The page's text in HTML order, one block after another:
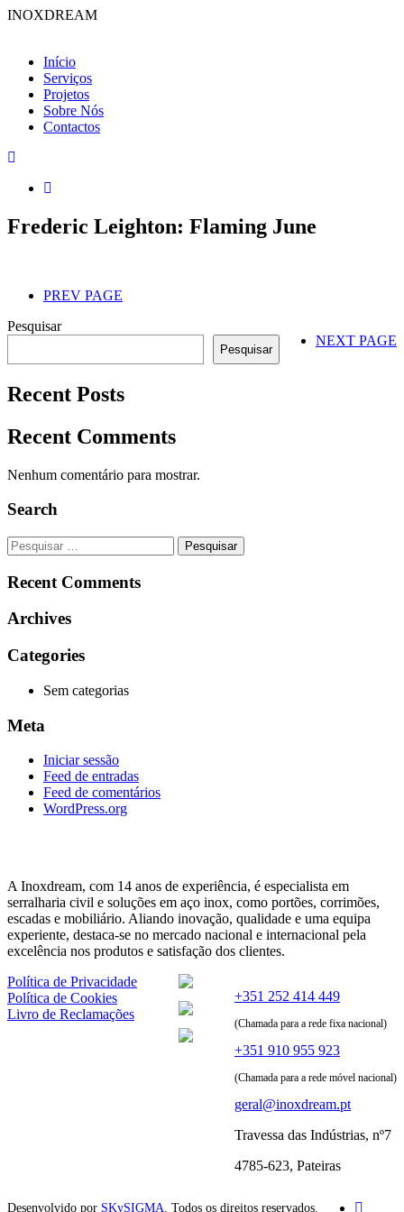
INOXDREAM
Início
Serviços
Projetos
Sobre Nós
Contactos
Frederic Leighton: Flaming June
PREV PAGE
NEXT PAGE
Pesquisar
Pesquisar
Recent Posts
Recent Comments
Nenhum comentário para mostrar.
Search
Pesquisar
por:
Recent Comments
Archives
Categories
Sem categorias
Meta
Iniciar sessão
Feed de entradas
Feed de comentários
WordPress.org
A Inoxdream, com 14 anos de experiência, é especialista em
serralharia civil e soluções em aço inox, como portões, corrimões,
escadas e mobiliário. Aliando inovação, qualidade e uma equipa
experiente, destaca-se no mercado nacional e internacional pela
excelência nos produtos e satisfação dos clientes.
Política de Privacidade
Política de Cookies
Livro de Reclamações
+351 252 414 449
(Chamada para a rede fixa nacional)
+351 910 955 923
(Chamada para a rede móvel nacional)
geral@inoxdream.pt
Travessa das Indústrias, nº7
4785-623, Pateiras
Desenvolvido por SKySIGMA. Todos os direitos reservados.